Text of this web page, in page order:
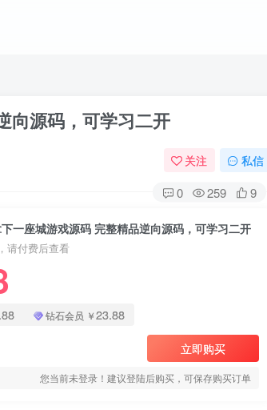
向源码，可学习二开
关注 私信
0 259 9
一座城游戏源码 完整精品逆向源码，可学习二开
请付费后查看
钻石会员 ￥23.88
立即购买
您当前未登录！建议登陆后购买，可保存购买订单